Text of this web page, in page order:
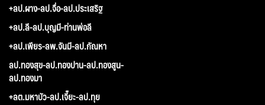
+ลป.ผาง-ลป.จื่อ-ลป.ประเสริฐ
+ลป.ลี-ลป.บุญมี-ท่านพ่อลี
+ลป.เพียร-ลพ.จันมี-ลป.กัณหา
ลป.ทองสุข-ลป.ทองปาน-ลป.ทองสูน-
ลป.ทองมา
+ลต.มหาบัว-ลป.เจี๊ยะ-ลป.ทุย